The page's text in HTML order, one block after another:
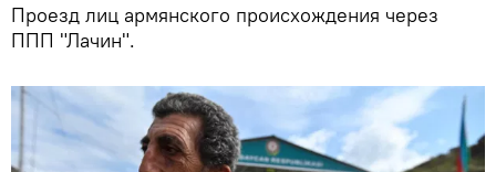
Проезд лиц армянского происхождения через
ППП "Лачин".